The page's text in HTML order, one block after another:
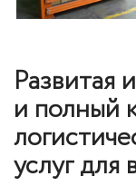
Развитая
и полный
услуг для